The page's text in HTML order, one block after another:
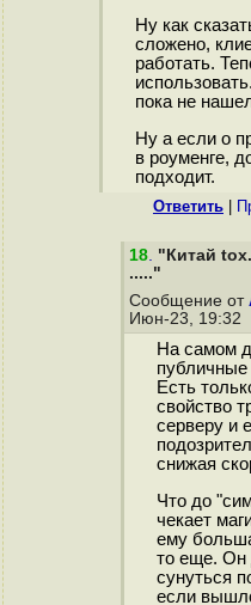
Ну как
сложено,
работать.
пока не
Ну а если о
в роуменге,
подходит.
Ответить
18. "Китай
....."
Сообщение от
Июн-23, 19:32
На самом
публичные
Есть
свойство
серверу и
снижая
Что до
чекает
ему
то еще. Он
сунуться
если